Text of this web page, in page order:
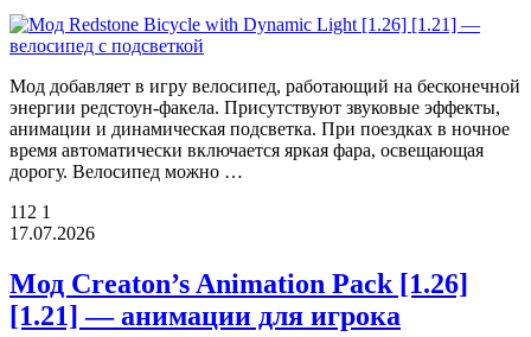
Мод добавляет в игру велосипед, работающий на бесконечной
энергии редстоун-факела. Присутствуют звуковые эффекты,
анимации и динамическая подсветка. При поездках в ночное
время автоматически включается яркая фара, освещающая
дорогу. Велосипед можно …
112 1
17.07.2026
Мод Creaton’s Animation Pack [1.26]
[1.21] — анимации для игрока